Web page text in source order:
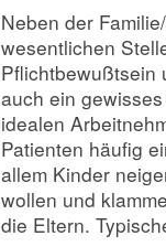
Neben der
wesentlichen
Pflichtbewußtsein
auch ein
idealen
Patienten häufig
allem Kinder
wollen und
die Eltern.